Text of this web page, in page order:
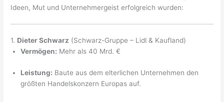
Ideen, Mut und Unternehmergeist erfolgreich wurden:
1. Dieter Schwarz (Schwarz-Gruppe – Lidl & Kaufland)
Vermögen: Mehr als 40 Mrd. €
Leistung: Baute aus dem elterlichen Unternehmen den
größten Handelskonzern Europas auf.